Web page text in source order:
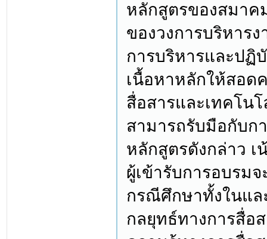
หลักสูตรของสมาค
ของวงการบริหาร
การบริหารและปฏิ
เนื้อหาหลักให้สอด
สื่อสารและเทคโน
สามารถรับมือกับก
หลักสูตรดังกล่าว เ
ผู้เข้ารับการอบรม
กรณีศึกษาทั้งในแล
กลยุทธ์ทางการสื่อ